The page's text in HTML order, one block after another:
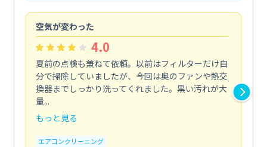
空気が変わった
4.0
夏前の点検も兼ねて依頼。以前はフィルターだけ自
分で掃除していましたが、今回は奥のファンや熱交
換器までしっかり洗ってくれました。黒い汚れが大
量...
もっと見る
エアコンクリーニング